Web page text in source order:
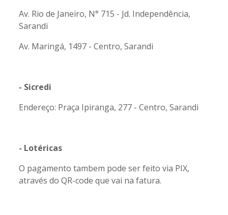
Av. Rio de Janeiro, N° 715 - Jd. Independência,
Sarandi
Av. Maringá, 1497 - Centro, Sarandi
- Sicredi
Endereço: Praça Ipiranga, 277 - Centro, Sarandi
- Lotéricas
O pagamento tambem pode ser feito via PIX,
através do QR-code que vai na fatura.